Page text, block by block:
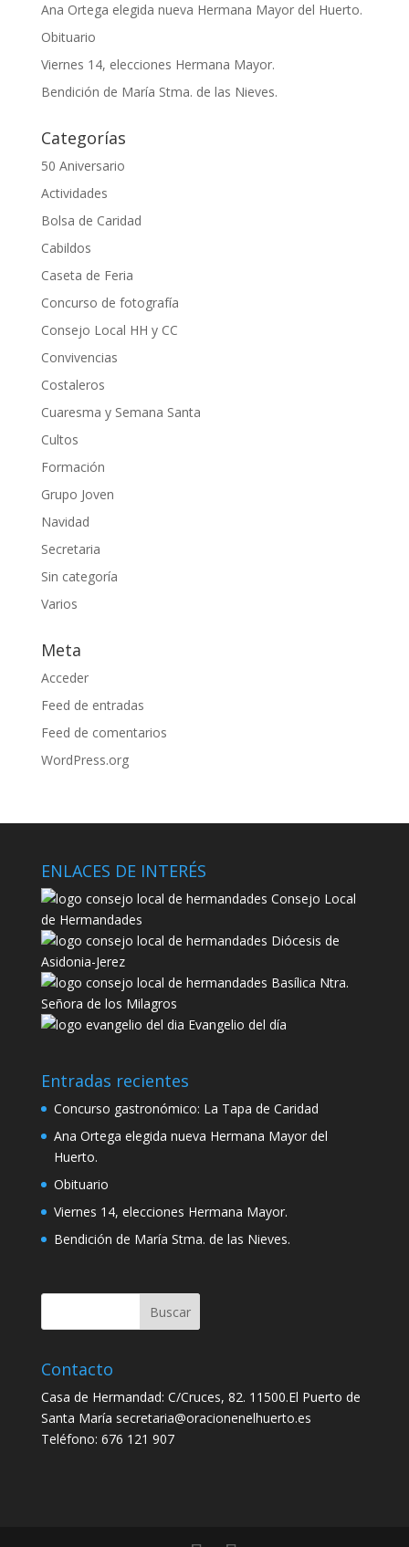
Ana Ortega elegida nueva Hermana Mayor del Huerto.
Obituario
Viernes 14, elecciones Hermana Mayor.
Bendición de María Stma. de las Nieves.
Categorías
50 Aniversario
Actividades
Bolsa de Caridad
Cabildos
Caseta de Feria
Concurso de fotografía
Consejo Local HH y CC
Convivencias
Costaleros
Cuaresma y Semana Santa
Cultos
Formación
Grupo Joven
Navidad
Secretaria
Sin categoría
Varios
Meta
Acceder
Feed de entradas
Feed de comentarios
WordPress.org
ENLACES DE INTERÉS
Consejo Local
de Hermandades
Diócesis de
Asidonia-Jerez
Basílica Ntra.
Señora de los Milagros
Evangelio del día
Entradas recientes
Concurso gastronómico: La Tapa de Caridad
Ana Ortega elegida nueva Hermana Mayor del
Huerto.
Obituario
Viernes 14, elecciones Hermana Mayor.
Bendición de María Stma. de las Nieves.
Contacto
Casa de Hermandad: C/Cruces, 82. 11500.El Puerto de
Santa María secretaria@oracionenelhuerto.es
Teléfono: 676 121 907